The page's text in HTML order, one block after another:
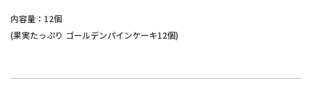
内容量：12個
(果実たっぷり ゴールデンパインケーキ12個)